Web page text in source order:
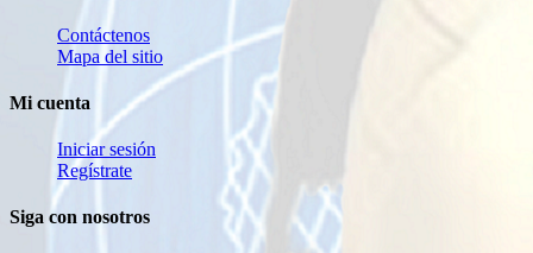
Contáctenos
Mapa del sitio
Mi cuenta
Iniciar sesión
Regístrate
Siga con nosotros